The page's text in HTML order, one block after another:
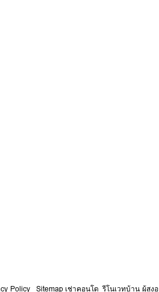
Policy Sitemap เช่าคอนโด รีโนเวทบ้าน ผู้สูง